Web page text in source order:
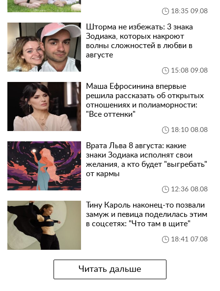
18:35 09.08
Шторма не избежать: 3 знака
Зодиака, которых накроют
волны сложностей в любви в
августе
15:08 09.08
Маша Ефросинина впервые
решила рассказать об открытых
отношениях и полиаморности:
"Все оттенки"
18:10 08.08
Врата Льва 8 августа: какие
знаки Зодиака исполнят свои
желания, а кто будет "выгребать"
от кармы
12:36 08.08
Тину Кароль наконец-то позвали
замуж и певица поделилась этим
в соцсетях: "Что там в щите"
18:41 07.08
Читать дальше